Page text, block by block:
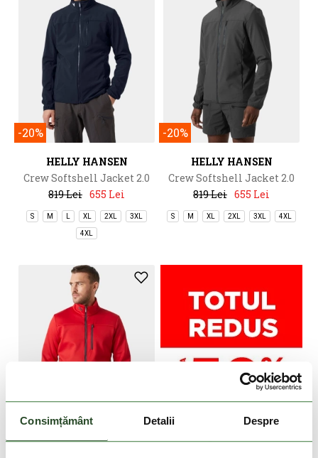
Consimțământ Detalii Despre
-20%
HELLY HANSEN
Crew Softshell Jacket 2.0
819 Lei 655 Lei
S M XL 2XL 3XL
4XL
-20%
HELLY HANSEN
Crew Softshell Jacket 2.0
819 Lei 655 Lei
S M XL 2XL 3XL 4XL